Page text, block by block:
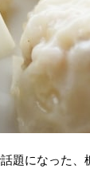
題になった